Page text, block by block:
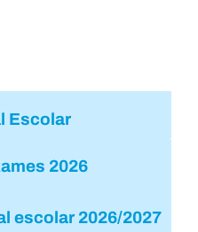
Escolar
2026
escolar 2026/2027